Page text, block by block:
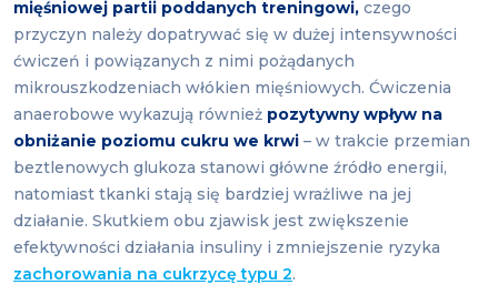
mięśniowej partii poddanych treningowi, czego
przyczyn należy dopatrywać się w dużej intensywności
ćwiczeń i powiązanych z nimi pożądanych
mikrouszkodzeniach włókien mięśniowych. Ćwiczenia
anaerobowe wykazują również pozytywny wpływ na
obniżanie poziomu cukru we krwi – w trakcie przemian
beztlenowych glukoza stanowi główne źródło energii,
natomiast tkanki stają się bardziej wrażliwe na jej
działanie. Skutkiem obu zjawisk jest zwiększenie
efektywności działania insuliny i zmniejszenie ryzyka
zachorowania na cukrzycę typu 2.